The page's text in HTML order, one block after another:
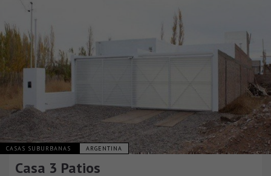
CASAS SUBURBANAS ARGENTINA
Casa 3 Patios